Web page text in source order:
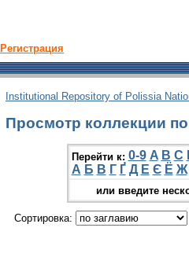
Регистрация
Institutional Repository of Polissia
Просмотр коллекции
Перейти к: 0-9 A B C
А Б В Г Ґ Д Е Є Ё Ж
или введите
Сортировка: